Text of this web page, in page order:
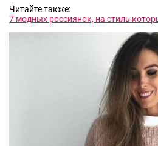
Читайте также:
7 модных россиянок, на стиль